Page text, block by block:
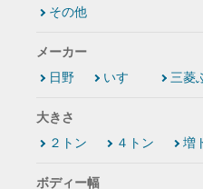
その他
メーカー
日野
いすゞ 三菱
大きさ
２トン
４トン 増
ボディー幅